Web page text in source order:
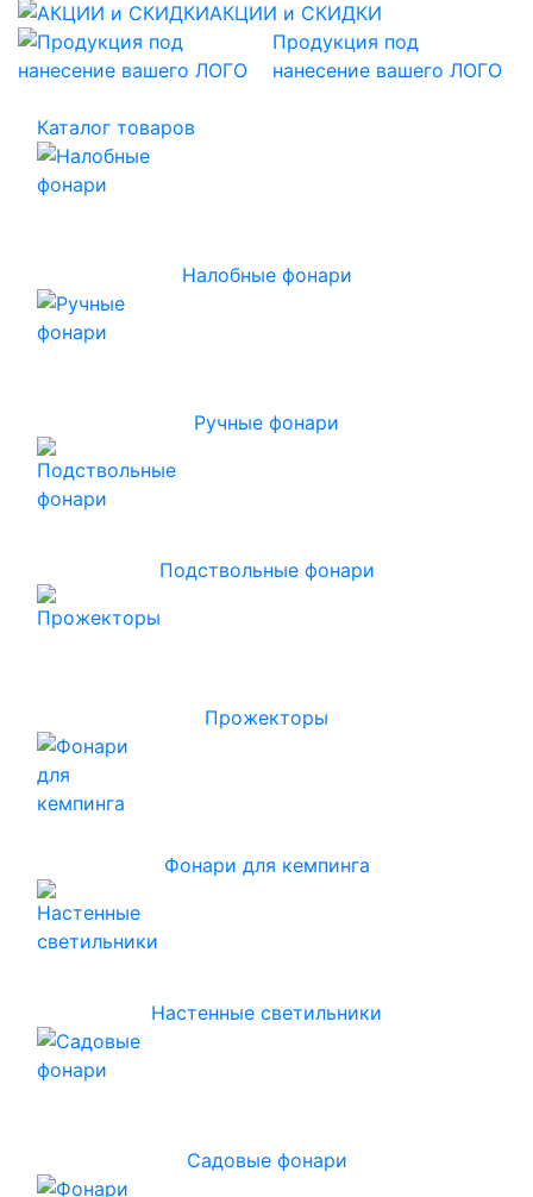
АКЦИИ и СКИДКИ
Продукция под
нанесение вашего ЛОГО
Каталог товаров
Налобные фонари
Ручные фонари
Подствольные фонари
Прожекторы
Фонари для кемпинга
Настенные светильники
Садовые фонари